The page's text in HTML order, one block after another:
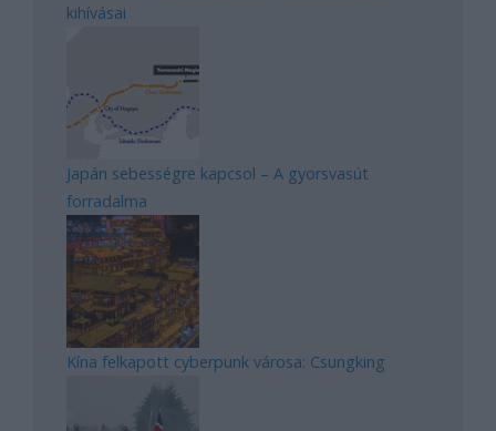
kihívásai
Japán sebességre kapcsol – A gyorsvasút
forradalma
Kína felkapott cyberpunk városa: Csungking